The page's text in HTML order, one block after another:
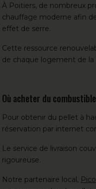
À Poitiers, de nombreux
chauffage moderne afin
effet de serre.
Cette ressource
de chaque logement de la
Où acheter du
Pour obtenir du pellet à
réservation par internet
Le service de livraison
rigoureuse.
Notre partenaire local,